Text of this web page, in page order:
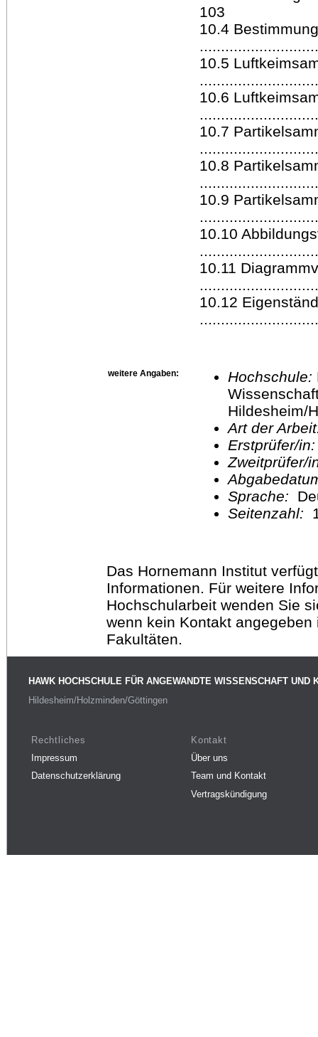
103
10.4
10.5
10.6
10.7
10.8
10.9
10.10
10.11
10.12
weitere Angaben: Hochschule:
Hildesheim/
Art der
Erstprüfer/
Sprache:
Seitenzahl:
Das Hornemann Institut
Informationen. Für weitere
Hochschularbeit wenden Sie
wenn kein Kontakt
Fakultäten.
HAWK HOCHSCHULE FÜR ANGEWANDTE WISSENSCHAFT UND
Hildesheim/Holzminden/Göttingen
Rechtliches
Impressum
Datenschutzerklärung
Kontakt
Über uns
Team und Kontakt
Vertragskündigung